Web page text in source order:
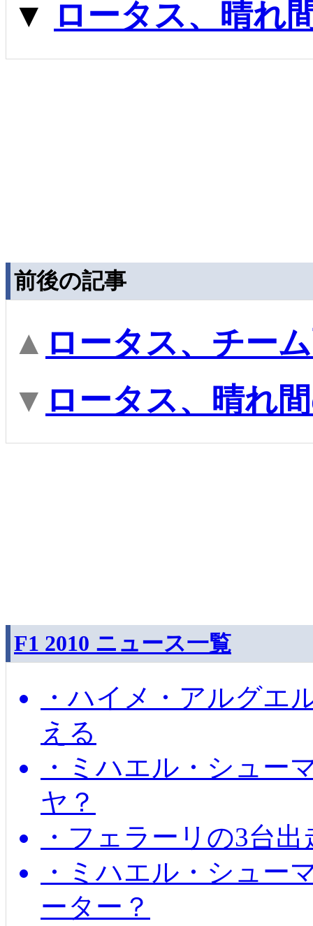
▼ ロータス、晴れ
前後の記事
▲ ロータス、チー
▼ ロータス、晴れ
F1 2010 ニュース一覧
・ハイメ・アルグエ
える
・ミハエル・シュー
ヤ？
・フェラーリの3台
・ミハエル・シュー
ーター？